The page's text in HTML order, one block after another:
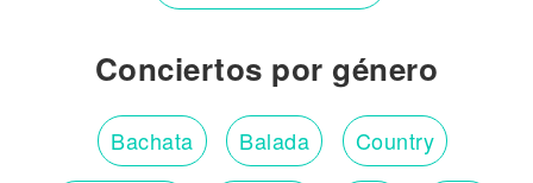
Conciertos por género
Bachata Balada Country